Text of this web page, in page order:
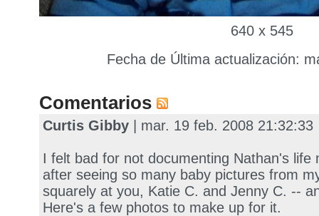
640 x 545
Fecha de Última actualización:
Comentarios
Curtis Gibby | mar. 19 feb. 2008 21:32:33
I felt bad for not documenting Nathan's life
after seeing so many baby pictures from
squarely at you, Katie C. and Jenny C. --
Here's a few photos to make up for it.